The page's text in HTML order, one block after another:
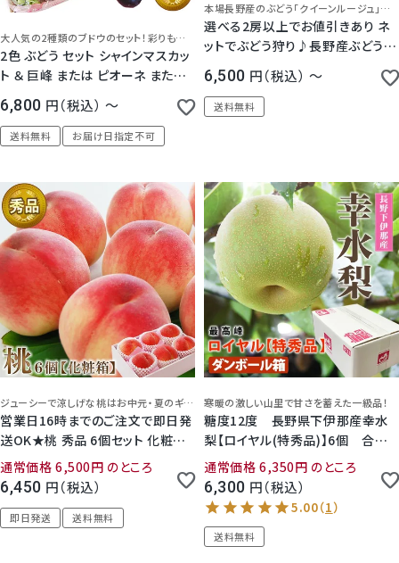
大人気の2種類のブドウのセット！彩りも美しくギフトに最適！
2色 ぶどう セット シャインマスカッ
ト ＆ 巨峰 または ピオーネ または
高妻など黒ぶどう
6,800 税込 〜
送料無料 お届け日指定不可
本場長野産のぶどう「クイーンルージュ」をお家で楽しめる
選べる2房以上でお値引きあり ネ
ットでぶどう狩り♪長野産ぶどう
「クイーンルージュ」1房【秀品】
6,500 税込 〜
送料無料
ジューシーで涼しげな桃はお中元・夏のギフトにぴったり！
営業日16時までのご注文で即日発
送OK★桃 秀品 6個セット 化粧箱
入り 国産
通常価格 6,500 のところ
6,450 税込
即日発送 送料無料
寒暖の激しい山里で甘さを蓄えた一級品！
糖度12度 長野県下伊那産幸水
梨【ロイヤル(特秀品)】6個 合計2
キロ 簡易ダンボール入り
通常価格 6,350 のところ
6,300 税込
送料無料